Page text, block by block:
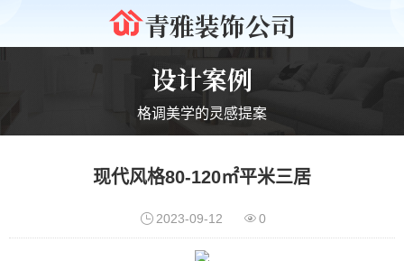
青雅装饰公司
设计案例
格调美学的灵感提案
现代风格80-120㎡平米三居
2023-09-12 0